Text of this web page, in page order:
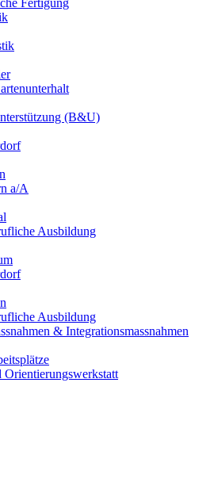
(B&U)
a/A
Ausbildung
Ausbildung
& Integrationsmassnahmen
Orientierungswerkstatt